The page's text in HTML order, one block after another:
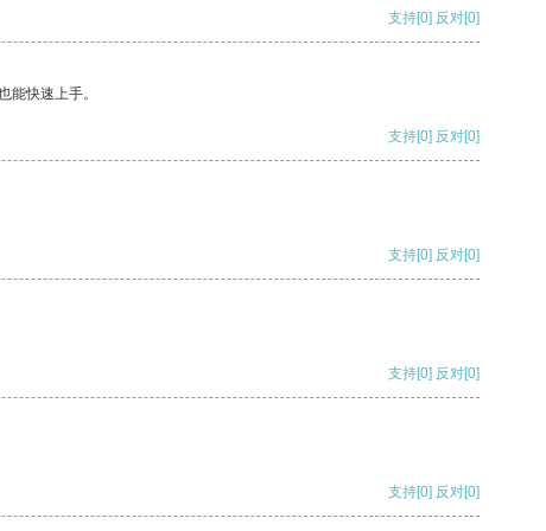
支持[0] 反对[0]
快速上手。
支持[0] 反对[0]
支持[0] 反对[0]
支持[0] 反对[0]
支持[0] 反对[0]